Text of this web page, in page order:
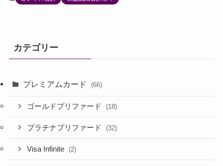
カテゴリー
プレミアムカード (66)
ゴールドプリファード (18)
プラチナプリファード (32)
Visa Infinite (2)